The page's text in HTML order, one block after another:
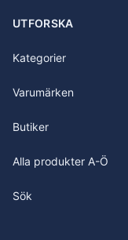
UTFORSKA
Kategorier
Varumärken
Butiker
Alla produkter A-Ö
Sök